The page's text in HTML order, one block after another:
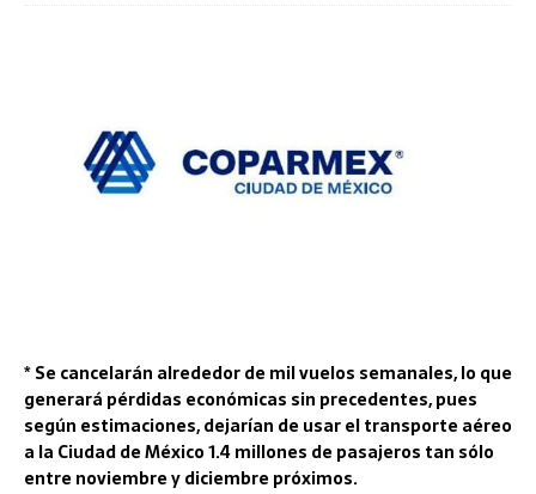
* Se cancelarán alrededor de mil vuelos semanales, lo que
generará pérdidas económicas sin precedentes, pues
según estimaciones, dejarían de usar el transporte aéreo
a la Ciudad de México 1.4 millones de pasajeros tan sólo
entre noviembre y diciembre próximos.